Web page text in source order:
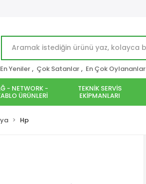
En Yeniler , Çok Satanlar , En Çok Oylananlar
- NETWORK -
ÜRÜNLERİ
TEKNİK SERVİS
EKİPMANLARI
Hp